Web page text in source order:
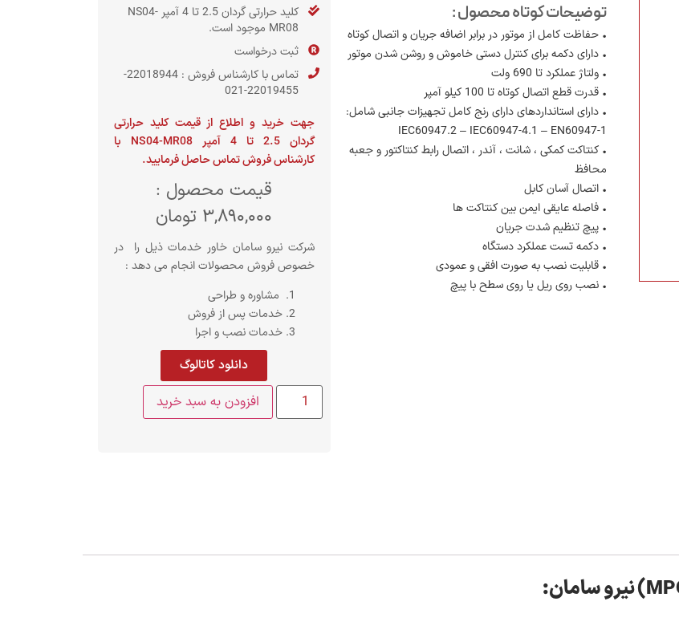
توضیحات کوتاه محصول :
• حفاظت کامل از موتور در برابر اضافه جریان و اتصال کوتاه
• دارای دکمه برای کنترل دستی خاموش و روشن شدن موتور
• ولتاژ عملکرد تا 690 ولت
• قدرت قطع اتصال کوتاه تا 100 کیلو آمپر
• دارای استانداردهای دارای رنج کامل تجهیزات جانبی شامل:
IEC60947.2 – IEC60947-4.1 – EN60947-1
• کنتاکت کمکی ، شانت ، آندر ، اتصال رابط کنتاکتور و جعبه
محافظ
• اتصال آسان کابل
• فاصله عایقی ایمن بین کنتاکت ها
• پیچ تنظیم شدت جریان
• دکمه تست عملکرد دستگاه
• قابلیت نصب به صورت افقی و عمودی
• نصب روی ریل یا روی سطح با پیچ
کلید حرارتی گردان 2.5 تا 4 آمپر NS04-
MR08 موجود است.
ثبت درخواست
تماس با کارشناس فروش : 22018944-
22019455-021
جهت خرید و اطلاع از قیمت کلید حرارتی
گردان 2.5 تا 4 آمپر NS04-MR08 با
کارشناس فروش تماس حاصل فرمایید.
قیمت محصول :
3,890,000 تومان
شرکت نیرو سامان خاور خدمات ذیل را در
خصوص فروش محصولات انجام می دهد :
مشاوره و طراحی
خدمات پس از فروش
خدمات نصب و اجرا
دانلود کاتالوگ
افزودن به سبد خرید